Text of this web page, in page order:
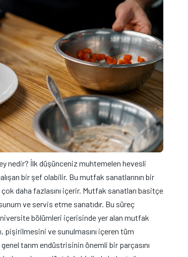
nedir? İlk düşünceniz muhtemelen hevesli
bir şef olabilir. Bu mutfak sanatlarının bir
daha fazlasını içerir. Mutfak sanatları basitçe
ve servis etme sanatıdır. Bu süreç
bölümleri içerisinde yer alan mutfak
pişirilmesini ve sunulmasını içeren tüm
tarım endüstrisinin önemli bir parçasını